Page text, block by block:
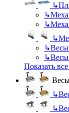
↳
↳
↳
↳
↳Весы
↳
Показать
↳
↳